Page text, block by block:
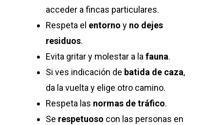
acceder a fincas particulares.
Respeta el entorno y no dejes
residuos.
Evita gritar y molestar a lafauna.
Si ves indicación de batida de caza,
da la vuelta y elige otro camino.
Respeta las normas de tráfico.
Se respetuoso con las personas en